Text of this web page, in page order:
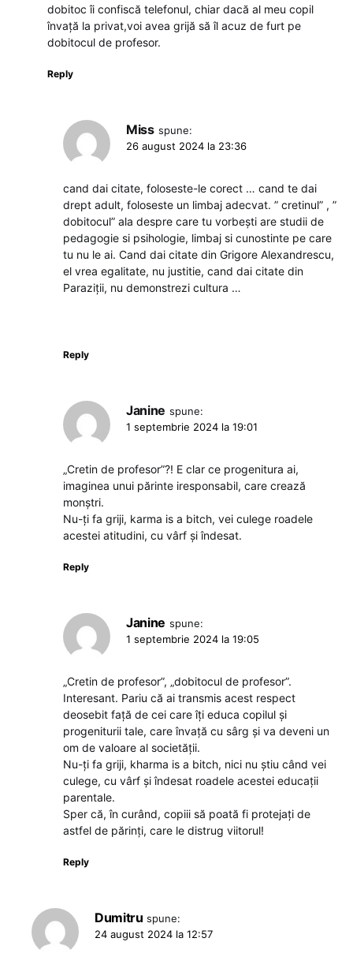
dobitoc îi confiscă telefonul, chiar dacă al meu copil
învață la privat,voi avea grijă să îl acuz de furt pe
dobitocul de profesor.
Reply
Miss spune:
26 august 2024 la 23:36
cand dai citate, foloseste-le corect … cand te dai
drept adult, foloseste un limbaj adecvat. ” cretinul” , ”
dobitocul” ala despre care tu vorbești are studii de
pedagogie si psihologie, limbaj si cunostinte pe care
tu nu le ai. Cand dai citate din Grigore Alexandrescu,
el vrea egalitate, nu justitie, cand dai citate din
Paraziții, nu demonstrezi cultura …
Reply
Janine spune:
1 septembrie 2024 la 19:01
„Cretin de profesor”?! E clar ce progenitura ai,
imaginea unui părinte iresponsabil, care crează
monștri.
Nu-ți fa griji, karma is a bitch, vei culege roadele
acestei atitudini, cu vârf și îndesat.
Reply
Janine spune:
1 septembrie 2024 la 19:05
„Cretin de profesor”, „dobitocul de profesor”.
Interesant. Pariu că ai transmis acest respect
deosebit față de cei care îți educa copilul și
progeniturii tale, care învață cu sârg și va deveni un
om de valoare al societății.
Nu-ți fa griji, kharma is a bitch, nici nu știu când vei
culege, cu vârf și îndesat roadele acestei educații
parentale.
Sper că, în curând, copiii să poată fi protejați de
astfel de părinți, care le distrug viitorul!
Reply
Dumitru spune:
24 august 2024 la 12:57